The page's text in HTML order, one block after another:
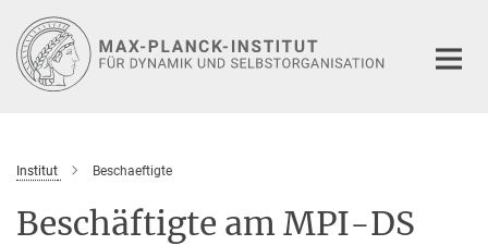
Hauptinhalt
Institut Beschaeftigte
Beschäftigte am MPI-DS